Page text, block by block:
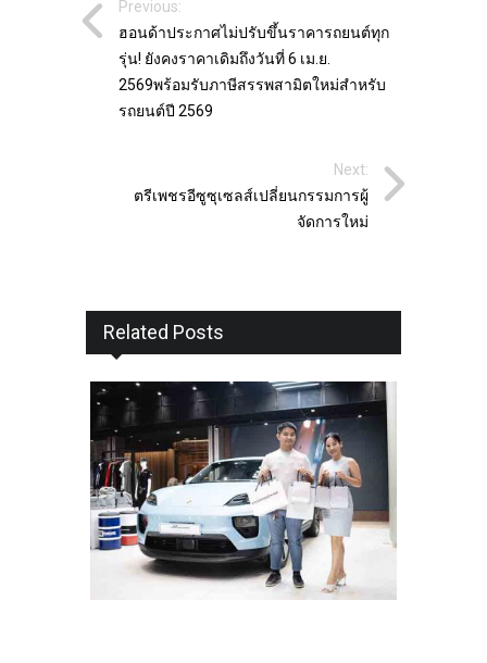
Previous:
ฮอนด้าประกาศไม่ปรับขึ้นราคารถยนต์ทุก
รุ่น! ยังคงราคาเดิมถึงวันที่ 6 เม.ย.
2569พร้อมรับภาษีสรรพสามิตใหม่สำหรับ
รถยนต์ปี 2569
Next:
ตรีเพชรอีซูซุเซลส์เปลี่ยนกรรมการผู้
จัดการใหม่
Related Posts